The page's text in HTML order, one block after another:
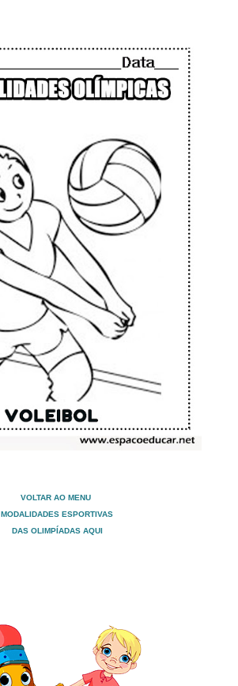
VOLTAR AO MENU
MODALIDADES ESPORTIVAS
DAS OLIMPÍADAS AQUI